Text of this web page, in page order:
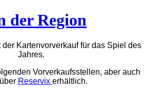
der Region
Kartenvorverkauf für das Spiel des
Jahres.
Vorverkaufsstellen, aber auch
Reservix erhältlich.